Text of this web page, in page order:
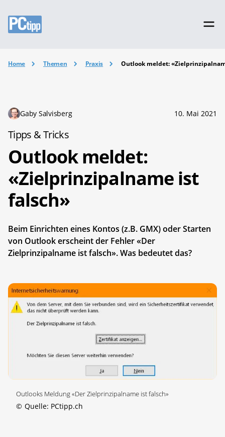
Home Themen Praxis Outlook meldet:
Gaby Salvisberg 10. Mai 2021
Tipps & Tricks
Outlook meldet:
«Zielprinzipalname ist
falsch»
Beim Einrichten eines Kontos (z.B. GMX) oder Starten
von Outlook erscheint der Fehler «Der
Zielprinzipalname ist falsch». Was bedeutet das?
Outlooks Meldung «Der Zielprinzipalname ist falsch»
© Quelle: PCtipp.ch